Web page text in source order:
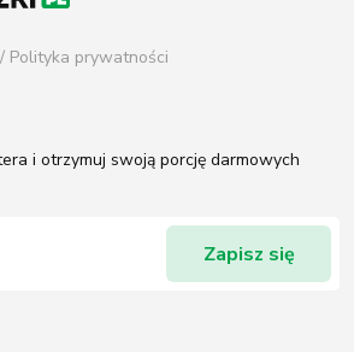
Polityka prywatności
i otrzymuj swoją porcję darmowych